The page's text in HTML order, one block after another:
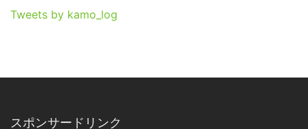
Tweets by kamo_log
スポンサードリンク